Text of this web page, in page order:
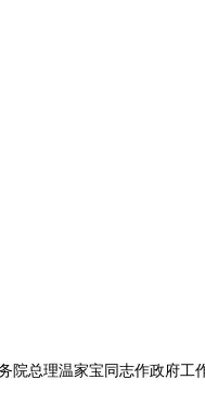
总理温家宝同志作政府工